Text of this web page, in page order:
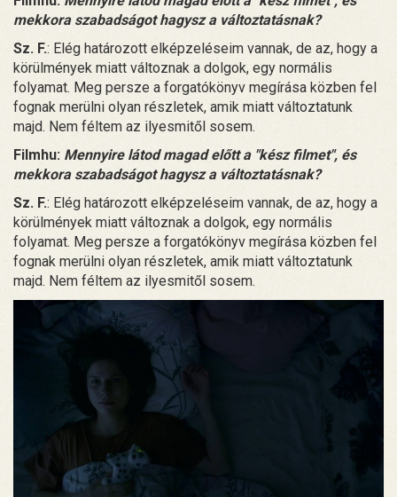
mekkora szabadságot hagysz a változtatásnak?
Sz. F.: Elég határozott elképzeléseim vannak, de az, hogy a
körülmények miatt változnak a dolgok, egy normális
folyamat. Meg persze a forgatókönyv megírása közben fel
fognak merülni olyan részletek, amik miatt változtatunk
majd. Nem féltem az ilyesmitől sosem.
Filmhu: Mennyire látod magad előtt a "kész filmet", és
mekkora szabadságot hagysz a változtatásnak?
Sz. F.: Elég határozott elképzeléseim vannak, de az, hogy a
körülmények miatt változnak a dolgok, egy normális
folyamat. Meg persze a forgatókönyv megírása közben fel
fognak merülni olyan részletek, amik miatt változtatunk
majd. Nem féltem az ilyesmitől sosem.